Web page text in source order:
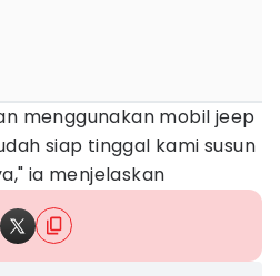
menggunakan mobil jeep
siap tinggal kami susun
ia menjelaskan